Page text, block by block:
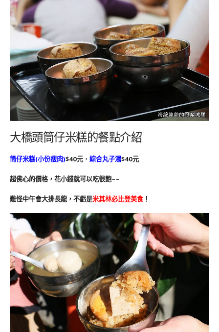
大橋頭筒仔米糕的餐點介紹
筒仔米糕(小份瘦肉)$40元 ， 綜合丸子湯$40元
超佛心的價格，花小錢就可以吃很飽~~
難怪中午會大排長龍，不虧是米其林必比登美食！